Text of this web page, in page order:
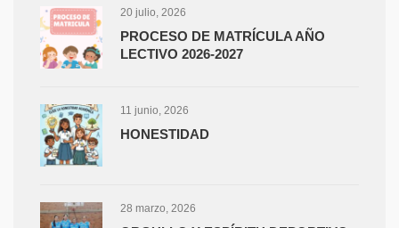
20 julio, 2026
PROCESO DE MATRÍCULA AÑO
LECTIVO 2026-2027
11 junio, 2026
HONESTIDAD
28 marzo, 2026